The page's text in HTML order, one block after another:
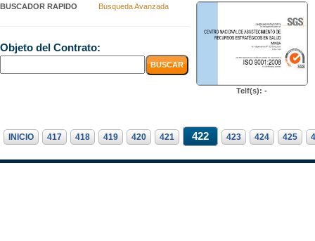
BUSCADOR RAPIDO Busqueda Avanzada
Objeto del Contrato:
Telf(s): -
INICIO 417 418 419 420 421 422 423 424 425